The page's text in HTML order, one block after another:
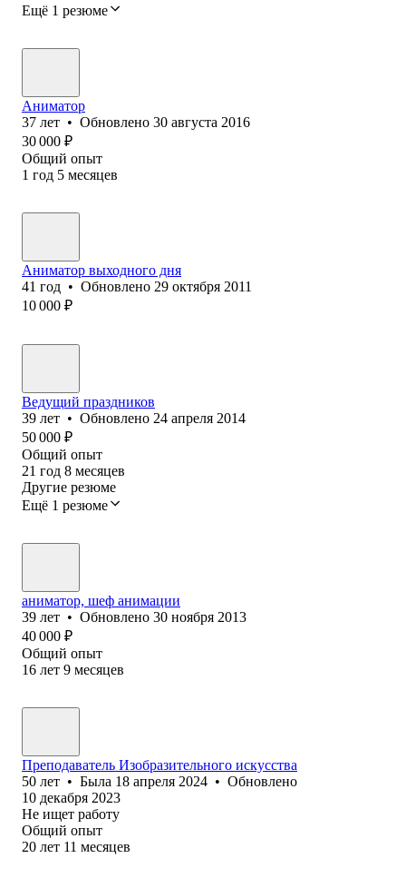
Ещё 1 резюме
Аниматор
37 лет • Обновлено 30 августа 2016
30 000 ₽
Общий опыт
1 год 5 месяцев
Аниматор выходного дня
41 год • Обновлено 29 октября 2011
10 000 ₽
Ведущий праздников
39 лет • Обновлено 24 апреля 2014
50 000 ₽
Общий опыт
21 год 8 месяцев
Другие резюме
Ещё 1 резюме
аниматор, шеф анимации
39 лет • Обновлено 30 ноября 2013
40 000 ₽
Общий опыт
16 лет 9 месяцев
Преподаватель Изобразительного искусства
50 лет • Была 18 апреля 2024 • Обновлено
10 декабря 2023
Не ищет работу
Общий опыт
20 лет 11 месяцев